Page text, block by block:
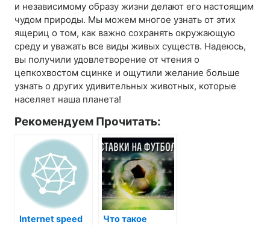
и независимому образу жизни делают его настоящим
чудом природы. Мы можем многое узнать от этих
ящериц о том, как важно сохранять окружающую
среду и уважать все виды живых существ. Надеюсь,
вы получили удовлетворение от чтения о
цепкохвостом сцинке и ощутили желание больше
узнать о других удивительных животных, которые
населяет наша планета!
Рекомендуем Прочитать:
Internet speed
Что такое